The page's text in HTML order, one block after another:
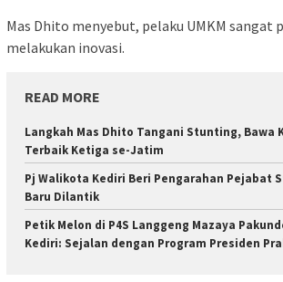
Mas Dhito menyebut, pelaku UMKM sangat
melakukan inovasi.
READ MORE
Langkah Mas Dhito Tangani Stunting, Bawa
Terbaik Ketiga se-Jatim
Pj Walikota Kediri Beri Pengarahan Pejabat
Baru Dilantik
Petik Melon di P4S Langgeng Mazaya
Kediri: Sejalan dengan Program Presiden